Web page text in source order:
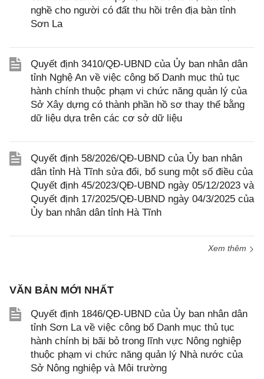
nghề cho người có đất thu hồi trên địa bàn tỉnh
Sơn La
Quyết định 3410/QĐ-UBND của Ủy ban nhân dân
tỉnh Nghệ An về việc công bố Danh mục thủ tục
hành chính thuộc phạm vi chức năng quản lý của
Sở Xây dựng có thành phần hồ sơ thay thế bằng
dữ liệu dựa trên các cơ sở dữ liệu
Quyết định 58/2026/QĐ-UBND của Ủy ban nhân
dân tỉnh Hà Tĩnh sửa đổi, bổ sung một số điều của
Quyết định 45/2023/QĐ-UBND ngày 05/12/2023 và
Quyết định 17/2025/QĐ-UBND ngày 04/3/2025 của
Ủy ban nhân dân tỉnh Hà Tĩnh
Xem thêm
VĂN BẢN MỚI NHẤT
Quyết định 1846/QĐ-UBND của Ủy ban nhân dân
tỉnh Sơn La về việc công bố Danh mục thủ tục
hành chính bị bãi bỏ trong lĩnh vực Nông nghiệp
thuộc phạm vi chức năng quản lý Nhà nước của
Sở Nông nghiệp và Môi trường